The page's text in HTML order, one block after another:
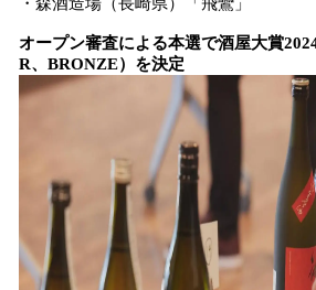
オープン審査による本選で酒屋大賞
R、BRONZE）を決定